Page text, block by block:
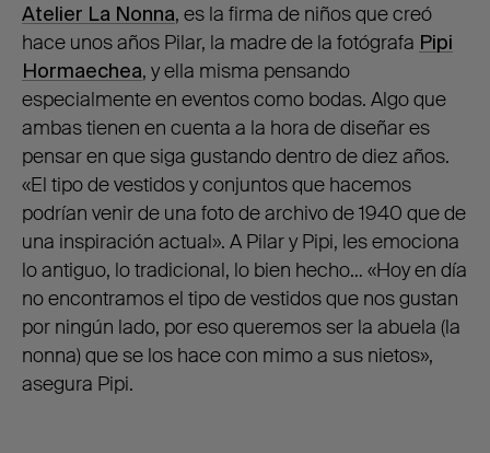
Atelier La Nonna, es la firma de niños que creó
hace unos años Pilar, la madre de la fotógrafa Pipi
Hormaechea, y ella misma pensando
especialmente en eventos como bodas. Algo que
ambas tienen en cuenta a la hora de diseñar es
pensar en que siga gustando dentro de diez años.
«El tipo de vestidos y conjuntos que hacemos
podrían venir de una foto de archivo de 1940 que de
una inspiración actual». A Pilar y Pipi, les emociona
lo antiguo, lo tradicional, lo bien hecho… «Hoy en día
no encontramos el tipo de vestidos que nos gustan
por ningún lado, por eso queremos ser la abuela (la
nonna) que se los hace con mimo a sus nietos»,
asegura Pipi.